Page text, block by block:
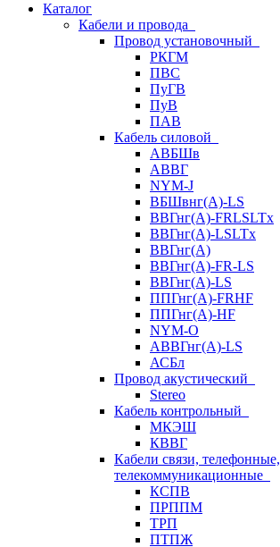
Каталог
Кабели и провода
Провод установочный
РКГМ
ПВС
ПуГВ
ПуВ
ПАВ
Кабель силовой
АВБШв
АВВГ
NYM-J
ВБШвнг(А)-LS
ВВГнг(A)-FRLSLTx
ВВГнг(A)-LSLTx
ВВГнг(А)
ВВГнг(А)-FR-LS
ВВГнг(А)-LS
ППГнг(А)-FRHF
ППГнг(А)-HF
NYM-O
АВВГнг(А)-LS
АСБл
Провод акустический
Stereo
Кабель контрольный
МКЭШ
КВВГ
Кабели связи, телефонные,
телекоммуникационные
КСПВ
ПРППМ
ТРП
ПТПЖ